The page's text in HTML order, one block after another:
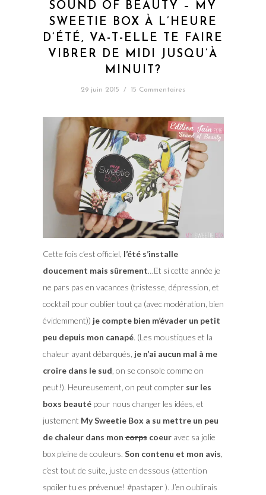
SOUND OF BEAUTY – MY
SWEETIE BOX À L’HEURE
D’ÉTÉ, VA-T-ELLE TE FAIRE
VIBRER DE MIDI JUSQU’À
MINUIT?
29 juin 2015 / 15 Commentaires
Cette fois c’est officiel, l’été s’installe
doucement mais sûrement…Et si cette année je
ne pars pas en vacances (tristesse, dépression, et
cocktail pour oublier tout ça (avec modération, bien
évidemment)) je compte bien m’évader un petit
peu depuis mon canapé. (Les moustiques et la
chaleur ayant débarqués, je n’ai aucun mal à me
croire dans le sud , on se console comme on
peut!). Heureusement, on peut comptersur les
boxs beautépour nous changer les idées, et
justement My Sweetie Box a su mettre un peu
de chaleur dans moncorpscoeuravec sa jolie
box pleine de couleurs. Son contenu et mon avis
c’est tout de suite, juste en dessous (attention
spoiler tu es prévenue! #pastaper ). J’en oublirais